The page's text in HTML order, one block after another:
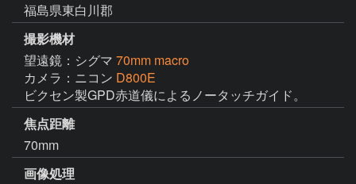
福島県東白川郡
撮影機材
望遠鏡：シグマ 70mm macro
カメラ：ニコン D800E
ビクセン製GPD赤道儀によるノータッチガイド。
焦点距離
70mm
画像処理